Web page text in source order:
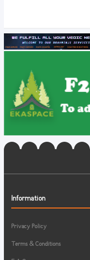
Information
Privacy Policy
Terms & Conditions